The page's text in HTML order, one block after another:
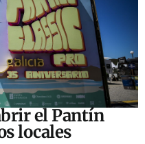
el Pantín
locales